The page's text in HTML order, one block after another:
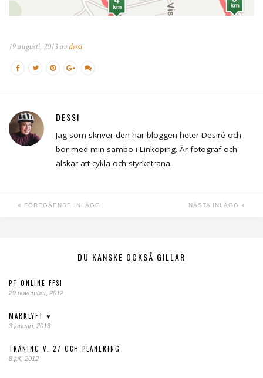
19 augusti, 2013 avdessi
DESSI
Jag som skriver den här bloggen heter Desiré och
bor med min sambo i Linköping. Är fotograf och
älskar att cykla och styrketräna.
FÖREGÅENDE INLÄGG NÄSTA INLÄGG
DU KANSKE OCKSÅ GILLAR
PT ONLINE FFS!
29 november, 2012
MARKLYFT ♥
3 januari, 2013
TRÄNING V. 27 OCH PLANERING
8 juli, 2012